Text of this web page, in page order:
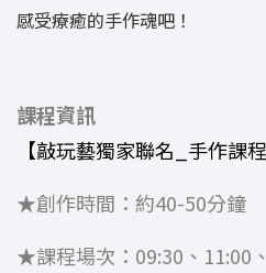
感受療癒的手作魂吧！
課程資訊
【敲玩藝獨家聯名_手作課程
★創作時間：約40-50分鐘
★課程場次：09:30、11:00